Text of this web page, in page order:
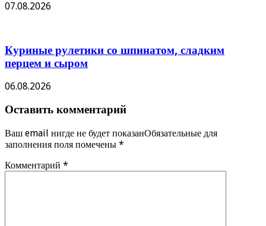
07.08.2026
Куриные рулетики со шпинатом, сладким
перцем и сыром
06.08.2026
Оставить комментарий
Ваш email нигде не будет показанОбязательные для
заполнения поля помечены *
Комментарий *